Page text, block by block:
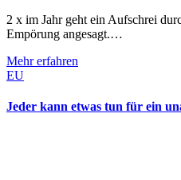
2 x im Jahr geht ein Aufschrei durch die Nation und es ist
Empörung angesagt.…
Mehr erfahren
EU
Jeder kann etwas tun für ein